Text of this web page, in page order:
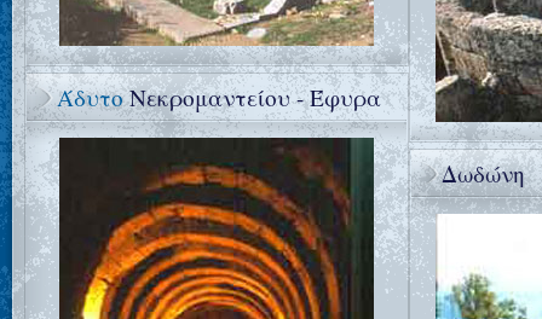
ΆδυτοΝεκρομαντείου - Έφυρα
Δωδώνη